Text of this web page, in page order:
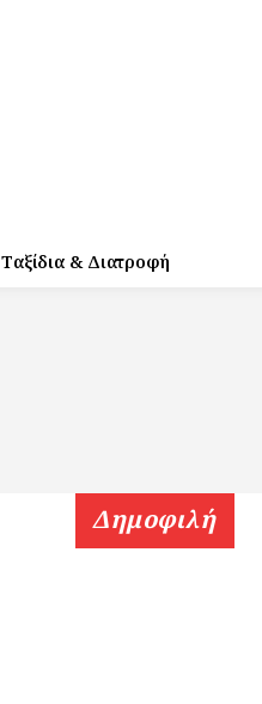
Ταξίδια & Διατροφή
Δημοφιλή